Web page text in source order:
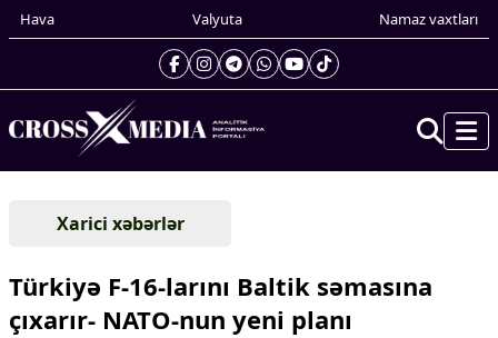
Hava Valyuta Namaz vaxtları
Gündəm
Xarici xəbərlər
Cənubi Qafqaz
Xarici xəbərlər
Türkiyə F-16-larını Baltik səmasına
çıxarır- NATO-nun yeni planı